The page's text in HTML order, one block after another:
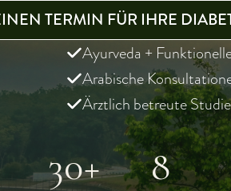
TERMIN FÜR IHRE
Ayurveda +
Arabische
Ärztlich betreute
30+ 8